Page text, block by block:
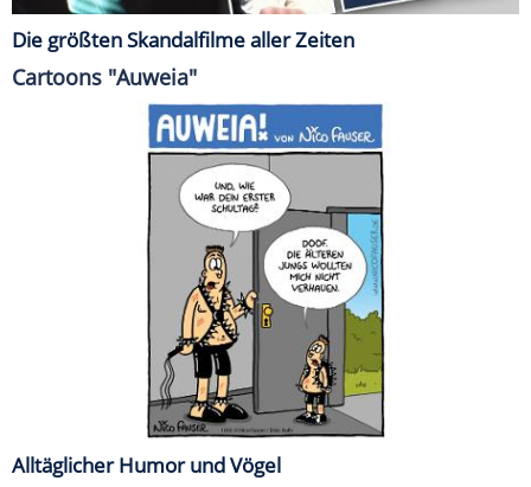
Die größten Skandalfilme aller Zeiten
Cartoons "Auweia"
Alltäglicher Humor und Vögel